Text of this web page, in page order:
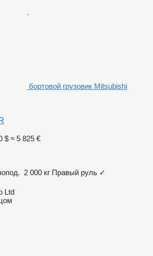
бортовой грузовик Mitsubishi
$ ≈ 5 825 €
2 000 кг Правый руль ✓
Ltd